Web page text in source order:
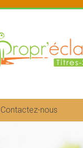
Contactez-nous